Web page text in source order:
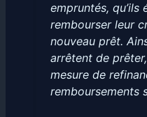
empruntés, qu’ils
rembourser leur
nouveau prêt.
arrêtent de
mesure de
remboursements